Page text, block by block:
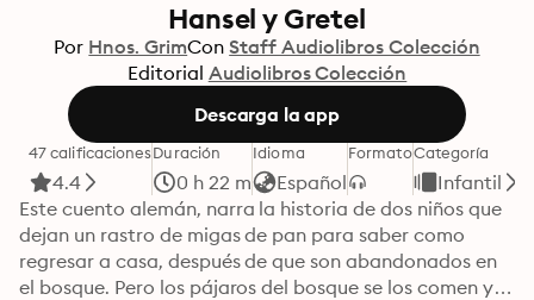
Hansel y Gretel
Por Hnos. GrimCon Staff Audiolibros Colección
Editorial Audiolibros Colección
Descarga la app
47 calificaciones
4.4
Duración
0 h 22 m
Idioma
Español
FormatoCategoría
Infantil
Este cuento alemán, narra la historia de dos niños que
dejan un rastro de migas de pan para saber como
regresar a casa, después de que son abandonados en
el bosque. Pero los pájaros del bosque se los comen y